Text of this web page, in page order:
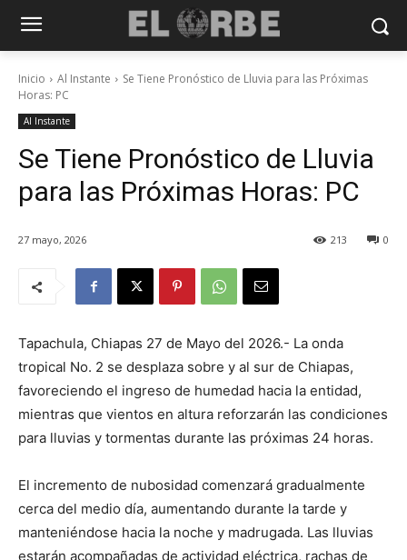
Inicio Al Instante
Se Tiene Pronóstico de Lluvia para las Próximas
Horas: PC
Al Instante
Se Tiene Pronóstico de Lluvia
para las Próximas Horas: PC
27 mayo, 2026 0
213
Tapachula, Chiapas 27 de Mayo del 2026.- La onda
tropical No. 2 se desplaza sobre y al sur de Chiapas,
favoreciendo el ingreso de humedad hacia la entidad,
mientras que vientos en altura reforzarán las condiciones
para lluvias y tormentas durante las próximas 24 horas.
El incremento de nubosidad comenzará gradualmente
cerca del medio día, aumentando durante la tarde y
manteniéndose hacia la noche y madrugada. Las lluvias
estarán acompañadas de actividad eléctrica, rachas de